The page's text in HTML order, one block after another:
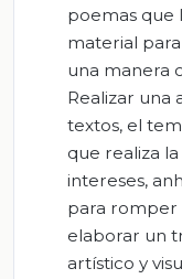
poemas que
material
una manera
Realizar una
textos, el
que realiza
intereses,
para romper
elaborar un
artístico y